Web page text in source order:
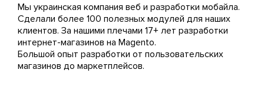
Мы украинская компания веб и разработки мобайла.
Сделали более 100 полезных модулей для наших
клиентов. За нашими плечами 17+ лет разработки
интернет-магазинов на Magento.
Большой опыт разработки от пользовательских
магазинов до маркетплейсов.